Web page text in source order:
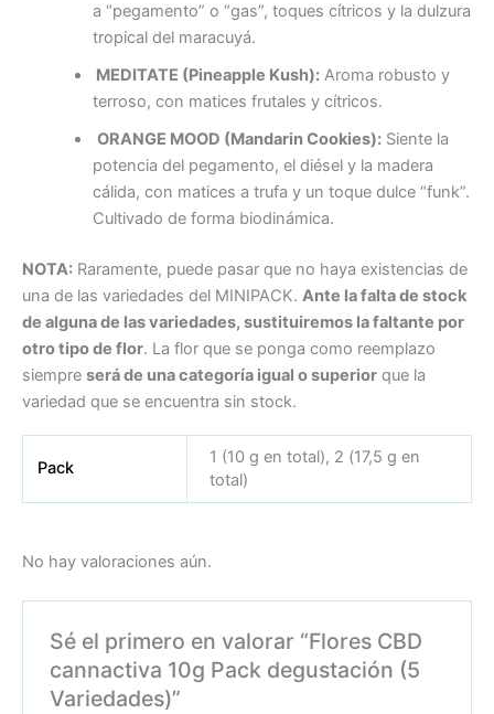
a “pegamento” o “gas”, toques cítricos y la dulzura
tropical del maracuyá.
MEDITATE (Pineapple Kush):Aroma robusto y
terroso, con matices frutales y cítricos.
ORANGE MOOD (Mandarin Cookies):Siente la
potencia del pegamento, el diésel y la madera
cálida, con matices a trufa y un toque dulce “funk”.
Cultivado de forma biodinámica.
NOTA: Raramente, puede pasar que no haya existencias de
una de las variedades del MINIPACK. Ante la falta de stock
de alguna de las variedades, sustituiremos la faltante por
otro tipo de flor. La flor que se ponga como reemplazo
siempre será de una categoría igual o superior que la
variedad que se encuentra sin stock.
Pack
1 (10 g en total), 2 (17,5 g en
total)
No hay valoraciones aún.
Sé el primero en valorar “Flores CBD
cannactiva 10g Pack degustación (5
Variedades)”